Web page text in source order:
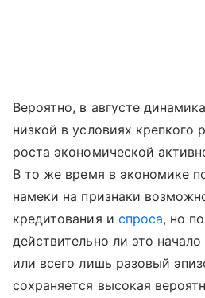
Вероятно, в августе
низкой в условиях крепкого
роста экономической
В то же время в экономике
намеки на признаки
кредитования и спроса, но
действительно ли это
или всего лишь разовый
сохраняется высокая